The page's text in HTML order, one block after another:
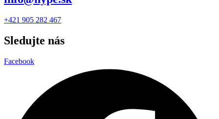
+421 905 282 467
Sledujte nás
Facebook